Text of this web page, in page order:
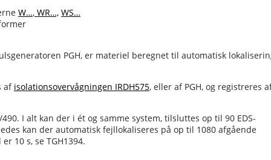
W…,WR…, WS…
PGH, er materiel beregnet til automatisk
af isolationsovervågningen IRDH575, eller af PGH, og registreres
I alt kan der i ét og samme system, tilsluttes op til 90 EDS-
kan der automatisk fejllokaliseres på op til 1080 afgående
10 s, se TGH1394.